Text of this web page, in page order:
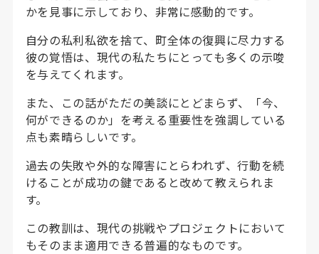
かを見事に示しており、非常に感動的です。
自分の私利私欲を捨て、町全体の復興に尽力する
彼の覚悟は、現代の私たちにとっても多くの示唆
を与えてくれます。
また、この話がただの美談にとどまらず、「今、
何ができるのか」を考える重要性を強調している
点も素晴らしいです。
過去の失敗や外的な障害にとらわれず、行動を続
けることが成功の鍵であると改めて教えられま
す。
この教訓は、現代の挑戦やプロジェクトにおいて
もそのまま適用できる普遍的なものです。